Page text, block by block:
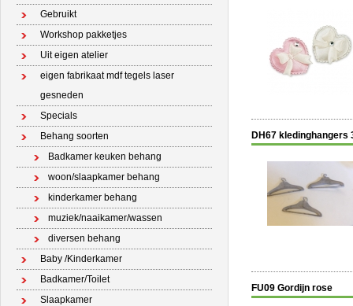
Gebruikt
Workshop pakketjes
Uit eigen atelier
eigen fabrikaat mdf tegels laser
gesneden
Specials
Behang soorten
Badkamer keuken behang
woon/slaapkamer behang
kinderkamer behang
muziek/naaikamer/wassen
diversen behang
Baby /Kinderkamer
Badkamer/Toilet
Slaapkamer
DH67 kledinghangers
FU09 Gordijn rose